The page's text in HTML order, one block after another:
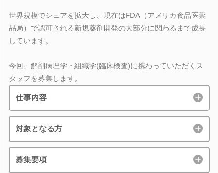
世界規模でシェアを拡大し、現在はFDA（アメリカ食品医薬
品局）で認可される新規薬剤開発の大部分に関わるまで成長
しています。
今回、解剖病理学・組織学(臨床検査)に携わっていただくス
タッフを募集します。
仕事内容
対象となる方
募集要項